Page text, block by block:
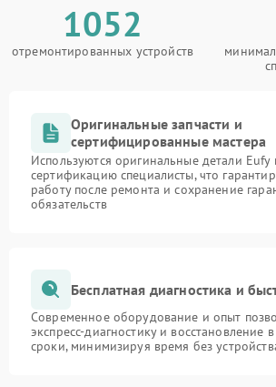
1052
отремонтированных устройств
Оригинальные запчасти и
сертифицированные мастера
Используются оригинальные детали
сертификацию специалисты, что
работу после ремонта и сохранение
обязательств
Бесплатная диагностика и
Современное оборудование и опыт
экспресс-диагностику и восстановление
сроки, минимизируя время без